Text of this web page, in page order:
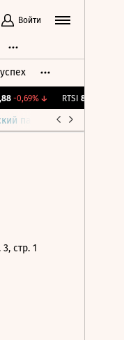
Войти
-0,69%↓ RTSI 884,56
парламент
стр. 1